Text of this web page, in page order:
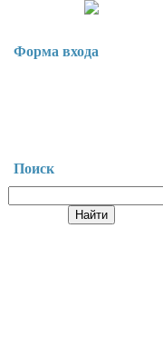
Форма входа
Поиск